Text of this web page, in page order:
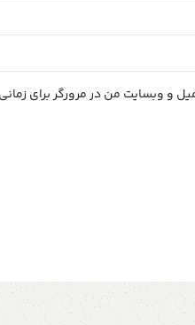
و وبسایت من در مرورگر برای